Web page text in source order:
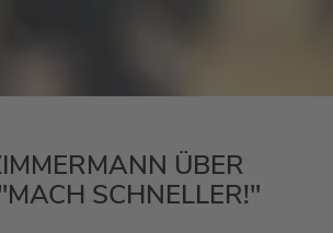
ÜBER
SCHNELLER!"